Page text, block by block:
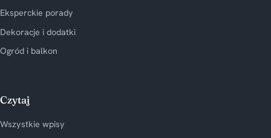
Eksperckie porady
Dekoracje i dodatki
Ogród i balkon
Czytaj
Wszystkie wpisy